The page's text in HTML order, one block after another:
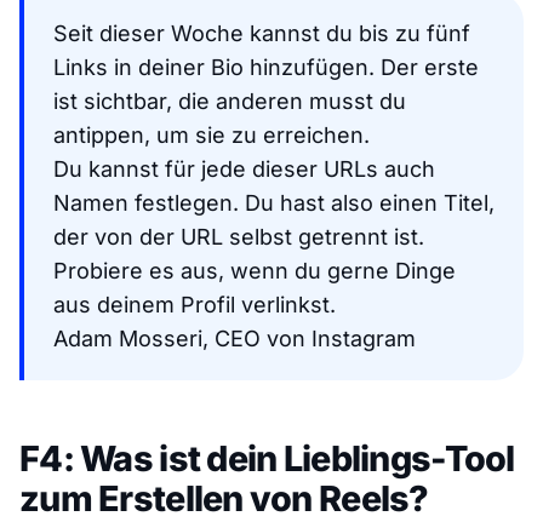
Seit dieser Woche kannst du bis zu fünf
Links in deiner Bio hinzufügen. Der erste
ist sichtbar, die anderen musst du
antippen, um sie zu erreichen.
Du kannst für jede dieser URLs auch
Namen festlegen. Du hast also einen Titel,
der von der URL selbst getrennt ist.
Probiere es aus, wenn du gerne Dinge
aus deinem Profil verlinkst.
Adam Mosseri, CEO von Instagram
F4: Was ist dein Lieblings-Tool
zum Erstellen von Reels?